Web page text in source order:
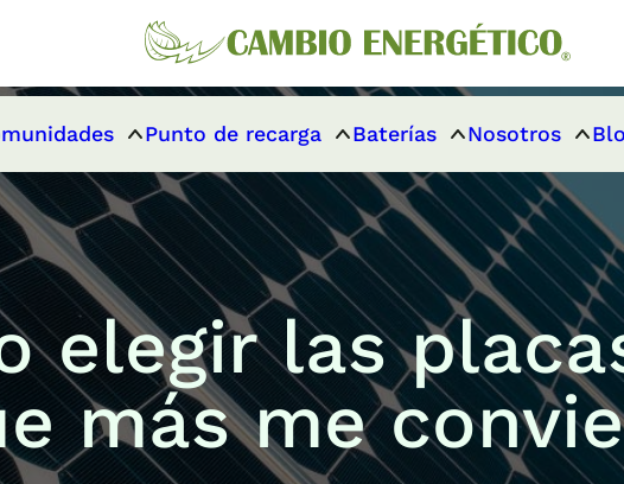
Punto de recarga Baterías Nosotros
elegir las
más me